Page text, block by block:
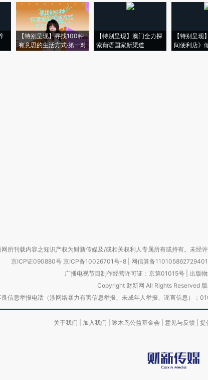
【特别呈现】寻找100种
有意思的生活方式·第一对
【特别呈现】澳门全力探
索葡语国家新渠道
【特别呈现
间便利店》
网所刊载内容之知识产权为财新传媒及/或相关权利人专属所有或持有。未经
京ICP证090880号 京ICP备10026701号-8 网信算备
广播电视节目制作经营许可证：京第01015号| 出版
Copyright 财新网 All Rights Reserved
良信息举报电话（涉网络暴力有害信息举报、未成年人举报、谣言信息）
关于我们 加入我们 啄木鸟公益基金会 意见与反馈 提